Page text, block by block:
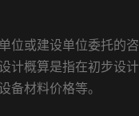
或建设单位委托的
计概算是指在初步设
备材料价格等。